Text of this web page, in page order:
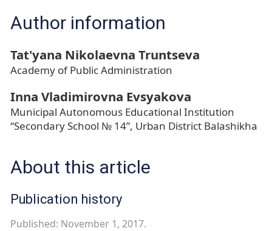
Author information
Tat'yana Nikolaevna Truntseva
Academy of Public Administration
Inna Vladimirovna Evsyakova
Municipal Autonomous Educational Institution
“Secondary School № 14”, Urban District Balashikha
About this article
Publication history
Published: November 1, 2017.